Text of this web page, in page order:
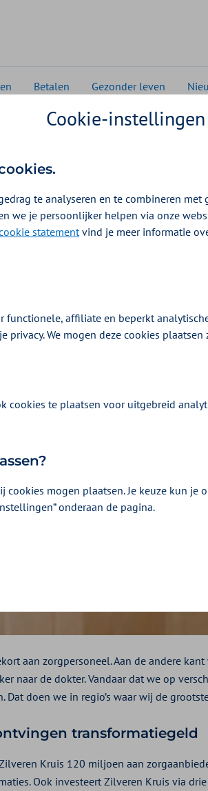
Betalen Gezonder leven
Transformatiegelden Zilveren Kruis
investeerde
euro in
van Zilveren Kruis. Peter
we investeren voor onze
aan zorgpersoneel. Aan de andere
naar de dokter. Vandaar dat we op
Dat doen we in regio’s waar wij de
transformatiegeld
Kruis 120 miljoen aan
Ook investeert Zilveren Kruis via
Cookie-instellingen
te analyseren en te combineren
we je persoonlijker helpen via onze
statementvind je meer informatie
functionele, affiliate en beperkt
We mogen deze cookies
cookies te plaatsen voor uitgebreid
mogen plaatsen. Je keuze kun je
onderaan de pagina.